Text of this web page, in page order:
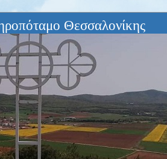
Θεσσαλονίκης